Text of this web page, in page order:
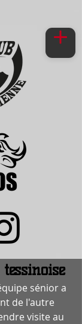
sénior a
de l'autre
visite au